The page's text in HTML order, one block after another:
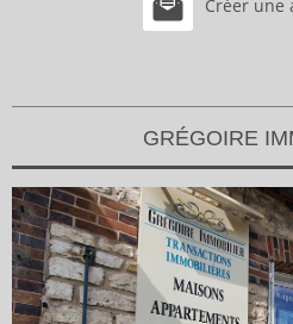
Créer une
GRÉGOIRE